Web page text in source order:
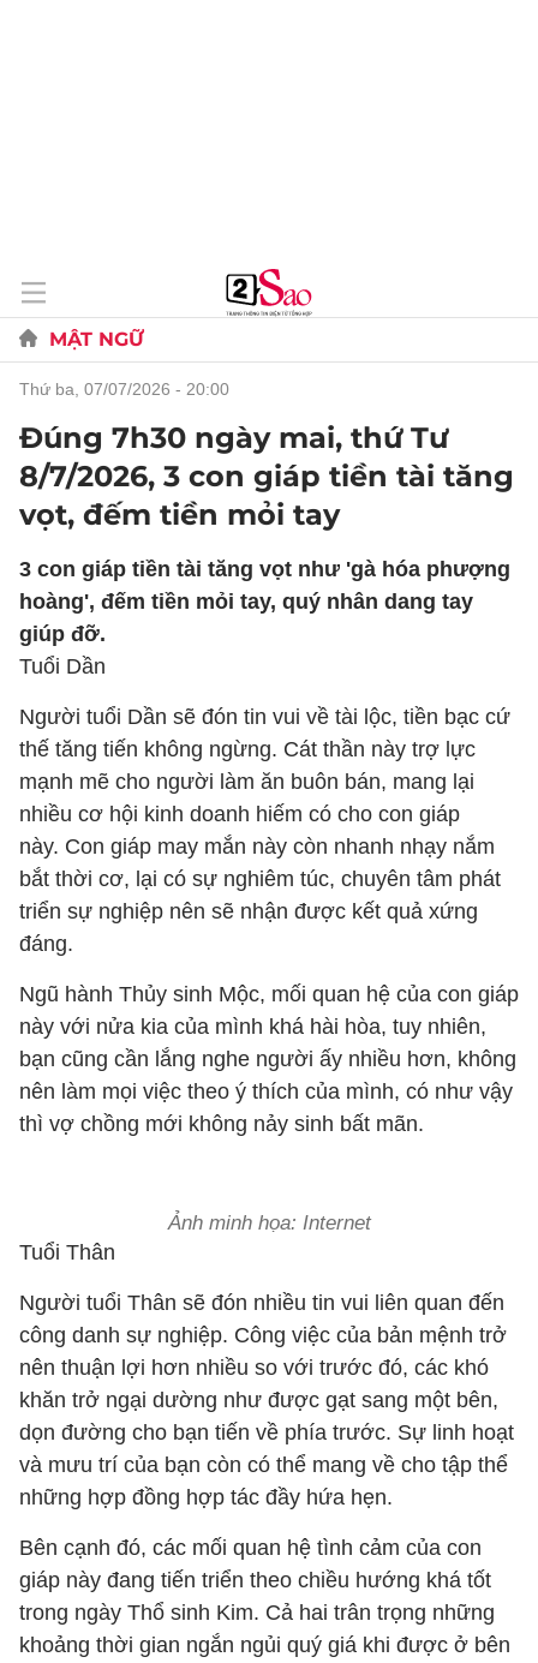
MẬT NGỮ
thứ ba, 07/07/2026 - 20:00
Đúng 7h30 ngày mai, thứ Tư
8/7/2026, 3 con giáp tiền tài tăng
vọt, đếm tiền mỏi tay
3 con giáp tiền tài tăng vọt như 'gà hóa phượng
hoàng', đếm tiền mỏi tay, quý nhân dang tay
giúp đỡ.
Tuổi Dần
Người tuổi Dần sẽ đón tin vui về tài lộc, tiền bạc cứ
thế tăng tiến không ngừng. Cát thần này trợ lực
mạnh mẽ cho người làm ăn buôn bán, mang lại
nhiều cơ hội kinh doanh hiếm có cho con giáp
này. Con giáp may mắn này còn nhanh nhạy nắm
bắt thời cơ, lại có sự nghiêm túc, chuyên tâm phát
triển sự nghiệp nên sẽ nhận được kết quả xứng
đáng.
Ngũ hành Thủy sinh Mộc, mối quan hệ của con giáp
này với nửa kia của mình khá hài hòa, tuy nhiên,
bạn cũng cần lắng nghe người ấy nhiều hơn, không
nên làm mọi việc theo ý thích của mình, có như vậy
thì vợ chồng mới không nảy sinh bất mãn.
Ảnh minh họa: Internet
Tuổi Thân
Người tuổi Thân sẽ đón nhiều tin vui liên quan đến
công danh sự nghiệp. Công việc của bản mệnh trở
nên thuận lợi hơn nhiều so với trước đó, các khó
khăn trở ngại dường như được gạt sang một bên,
dọn đường cho bạn tiến về phía trước. Sự linh hoạt
và mưu trí của bạn còn có thể mang về cho tập thể
những hợp đồng hợp tác đầy hứa hẹn.
Bên cạnh đó, các mối quan hệ tình cảm của con
giáp này đang tiến triển theo chiều hướng khá tốt
trong ngày Thổ sinh Kim. Cả hai trân trọng những
khoảng thời gian ngắn ngủi quý giá khi được ở bên